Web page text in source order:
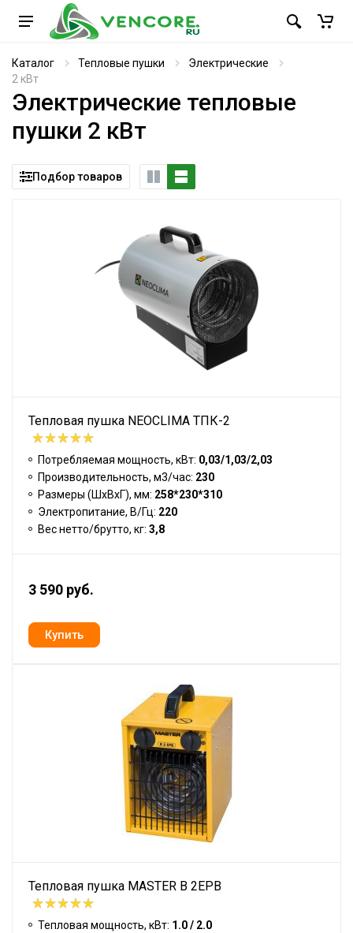
Каталог Тепловые пушки
Электрические
2 кВт
Электрические тепловые
пушки 2 кВт
Подбор товаров
Тепловая пушка NEOCLIMA ТПК-2
Потребляемая мощность, кВт: 0,03/1,03/2,03
Производительность, м3/час: 230
Размеры (ШхВхГ), мм: 258*230*310
Электропитание, В/Гц: 220
Вес нетто/брутто, кг: 3,8
3 590 руб.
Тепловая пушка MASTER B 2EPB
Тепловая мощность, кВт: 1.0 / 2.0